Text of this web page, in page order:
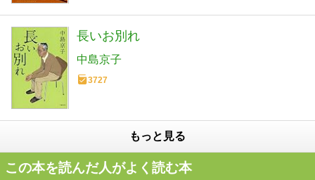
長いお別れ
中島京子
3727
もっと見る
この本を読んだ人がよく読む本